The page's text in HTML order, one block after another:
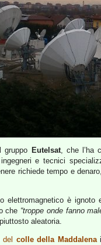
gruppo Eutelsat, che l’ha
e tecnici
richiede tempo e
elettromagnetico è
che “troppe onde fanno
aleatoria.
colle della Maddalena